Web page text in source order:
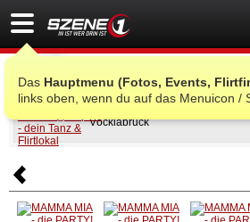
Das Hauptmenu (Fotos, Events,
links oben, wenn du auf das Menuicon /
MAMMA MIA - die
Vöcklabruck